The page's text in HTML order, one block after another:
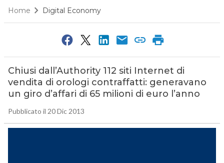
Home Digital Economy
Chiusi dall’Authority 112 siti Internet di
vendita di orologi contraffatti: generavano
un giro d’affari di 65 milioni di euro l’anno
Pubblicato il 20 Dic 2013